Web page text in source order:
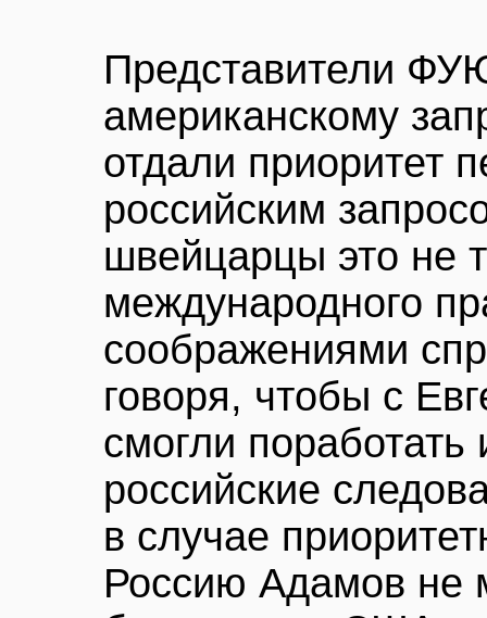
Представители
американскому
отдали приоритет
российским
швейцарцы это не
международного
соображениями
говоря, чтобы с
смогли
российские
в случае
Россию Адамов не